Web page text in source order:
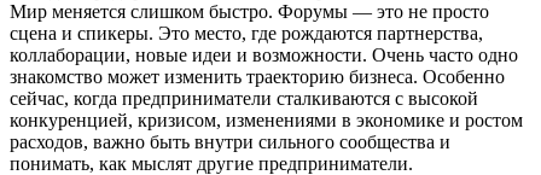
Мир меняется слишком быстро. Форумы — это не просто
сцена и спикеры. Это место, где рождаются партнерства,
коллаборации, новые идеи и возможности. Очень часто одно
знакомство может изменить траекторию бизнеса. Особенно
сейчас, когда предприниматели сталкиваются с высокой
конкуренцией, кризисом, изменениями в экономике и ростом
расходов, важно быть внутри сильного сообщества и
понимать, как мыслят другие предприниматели.